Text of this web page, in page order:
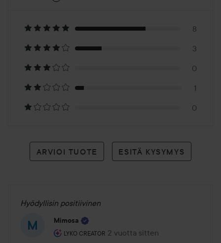
Perustuu
12
arvioon
8
3
0
1
0
ARVIOI TUOTE ESITÄ KYSYMYS
Hyödyllisin positiivinen
Mimosa
LYKO CREATOR
Käyttäjän rooli: Lyko Creator.
2 vuotta sitten
Viesti luotiin 2 vuotta sitten